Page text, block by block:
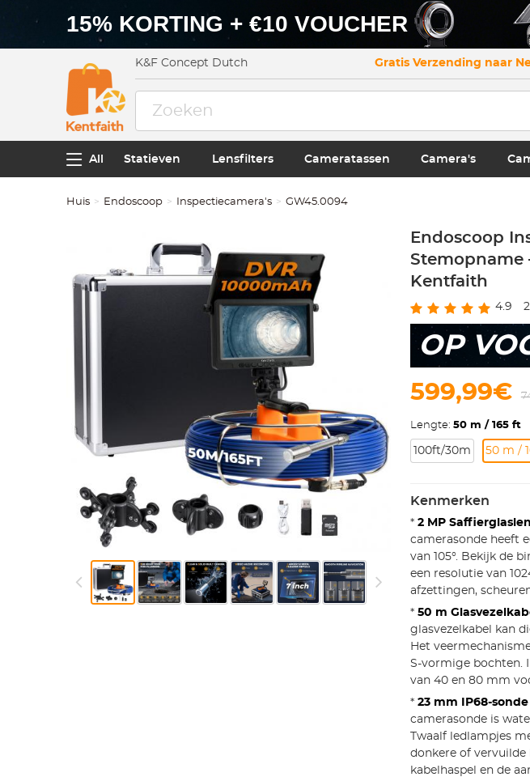
15% KORTING + €10 VOUCHER
K&F Concept Dutch Gratis Verzending naar
All Statieven Lensfilters Cameratassen Camera's
Huis Endoscoop Inspectiecamera's GW45.0094
Endoscoop
Stemopname
Kentfaith
4.9
OP
599,99€
Lengte: 50 m / 165 ft
100ft/30m 50 m /
Kenmerken
* 2 MP
camerasonde heeft
van 105°. Bekijk de
een resolutie van
afzettingen,
* 50 m
glasvezelkabel kan
Het
S-vormige bochten.
van 40 en 80 mm
* 23 mm IP68-
camerasonde is
Twaalf ledlampjes
donkere of
kabelhaspel en de